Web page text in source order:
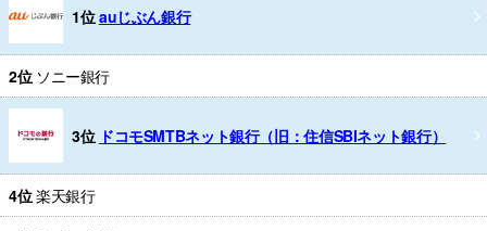
1位auじぶん銀行
2位 ソニー銀行
3位 ドコモSMTBネット銀行（旧：住信SBIネット銀行）
4位楽天銀行